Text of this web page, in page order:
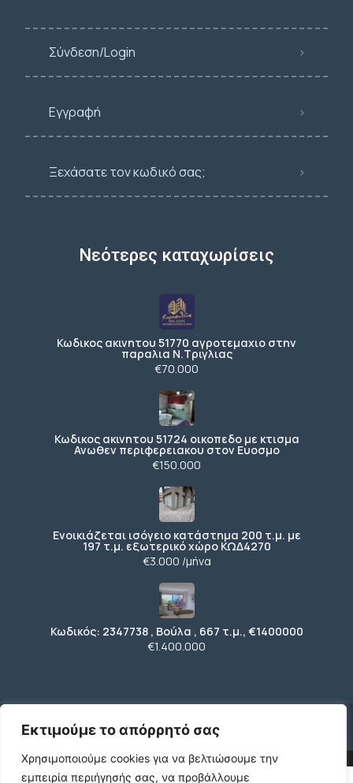
Εκτιμούμε το απόρρητό σας
Χρησιμοποιούμε cookies για να βελτιώσουμε την
εμπειρία περιήγησής σας, να προβάλλουμε
Σύνδεση/Login
Εγγραφή
Ξεχάσατε τον κωδικό σας;
Νεότερες καταχωρίσεις
Κωδικος ακινητου 51770 αγροτεμαχιο στην
παραλια Ν.Τριγλιας
€70.000
Κωδικος ακινητου 51724 οικοπεδο με κτισμα
Ανωθεν περιφερειακου στον Ευοσμο
€150.000
Ενοικιάζεται ισόγειο κατάστημα 200 τ.μ. με
197 τ.μ. εξωτερικό χώρο ΚΩΔ4270
€3.000 /μήνα
Κωδικός: 2347738 , Βούλα , 667 τ.μ., €1400000
€1.400.000
© 2026 agx.gr. All rights reserved.